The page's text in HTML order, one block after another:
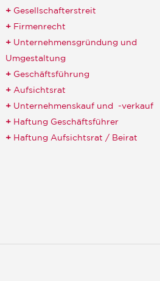
Gesellschafterstreit
Firmenrecht
Unternehmensgründung und
Umgestaltung
Geschäftsführung
Aufsichtsrat
Unternehmenskauf und -verkauf
Haftung Geschäftsführer
Haftung Aufsichtsrat / Beirat